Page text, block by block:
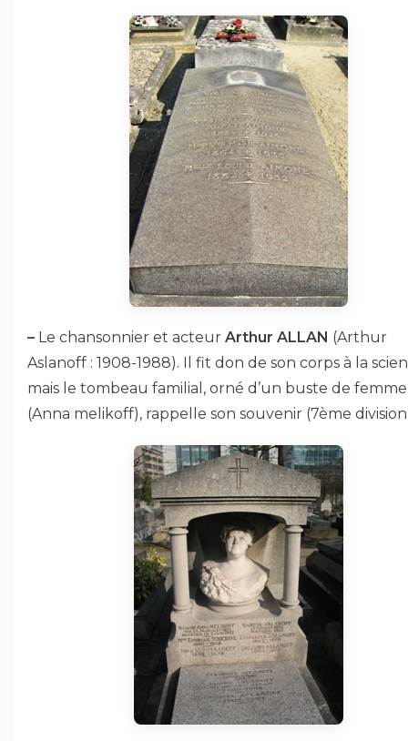
– Le chansonnier et acteur Arthur ALLAN (Arthur
Aslanoff : 1908-1988). Il fit don de son corps à la
mais le tombeau familial, orné d’un buste de femme
(Anna melikoff), rappelle son souvenir (7ème